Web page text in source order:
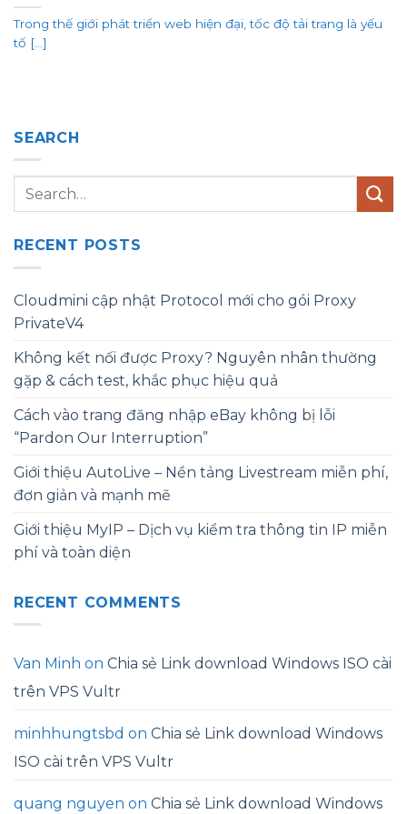
Trong thế giới phát triển web hiện đại, tốc độ tải trang là yếu
tố [...]
SEARCH
RECENT POSTS
Cloudmini cập nhật Protocol mới cho gói Proxy
PrivateV4
Không kết nối được Proxy? Nguyên nhân thường
gặp & cách test, khắc phục hiệu quả
Cách vào trang đăng nhập eBay không bị lỗi
“Pardon Our Interruption”
Giới thiệu AutoLive – Nền tảng Livestream miễn phí,
đơn giản và mạnh mẽ
Giới thiệu MyIP – Dịch vụ kiểm tra thông tin IP miễn
phí và toàn diện
RECENT COMMENTS
Van Minh on Chia sẻ Link download Windows ISO cài
trên VPS Vultr
minhhungtsbd on Chia sẻ Link download Windows
ISO cài trên VPS Vultr
quang nguyen on Chia sẻ Link download Windows